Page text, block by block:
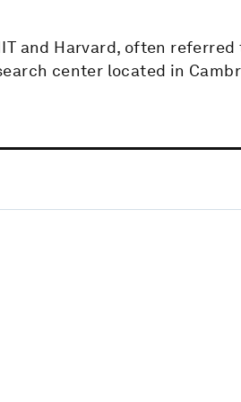
and Harvard, often referred
center located in